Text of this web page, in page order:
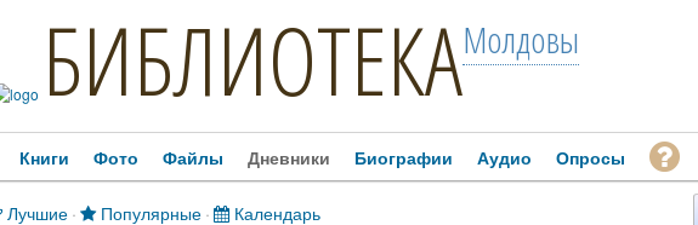
БИБЛИОТЕКАМолдовы
Книги Фото Файлы Дневники Биографии Аудио Опросы
Лучшие · Популярные · Календарь